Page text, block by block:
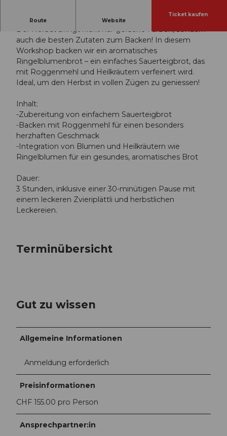
Route Website
Ticket kaufen
Ringelblumenbrot - Herbstlicher Backworkshop
Der Herbst bringt nicht nur goldene Farben, sondern
auch die besten Zutaten zum Backen! In diesem
Workshop backen wir ein aromatisches
Ringelblumenbrot – ein einfaches Sauerteigbrot, das
mit Roggenmehl und Heilkräutern verfeinert wird.
Ideal, um den Herbst in vollen Zügen zu geniessen!
Inhalt:
-Zubereitung von einfachem Sauerteigbrot
-Backen mit Roggenmehl für einen besonders
herzhaften Geschmack
-Integration von Blumen und Heilkräutern wie
Ringelblumen für ein gesundes, aromatisches Brot
Dauer:
3 Stunden, inklusive einer 30-minütigen Pause mit
einem leckeren Zvieriplättli und herbstlichen
Leckereien.
Terminübersicht
Gut zu wissen
Allgemeine Informationen
Anmeldung erforderlich
Preisinformationen
CHF 155.00 pro Person
Ansprechpartner:in